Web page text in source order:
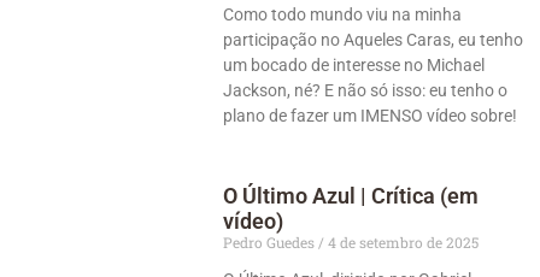
Como todo mundo viu na minha
participação no Aqueles Caras, eu tenho
um bocado de interesse no Michael
Jackson, né? E não só isso: eu tenho o
plano de fazer um IMENSO vídeo sobre!
O Último Azul | Crítica (em
vídeo)
Pedro Guedes
4 de setembro de 2025